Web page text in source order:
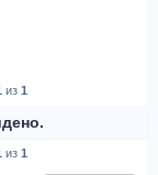
из 1
из 1